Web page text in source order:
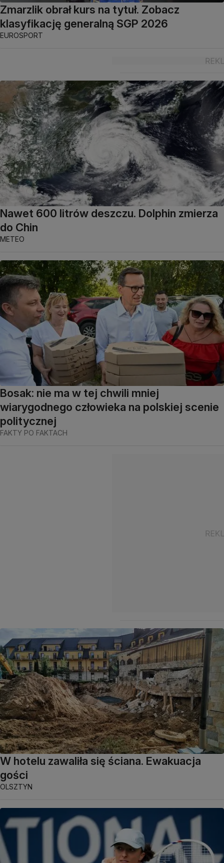
Zmarzlik obrał kurs na tytuł. Zobacz
klasyfikację generalną SGP 2026
EUROSPORT
Nawet 600 litrów deszczu. Dolphin zmierza
do Chin
METEO
Bosak: nie ma w tej chwili mniej
wiarygodnego człowieka na polskiej scenie
politycznej
FAKTY PO FAKTACH
W hotelu zawaliła się ściana. Ewakuacja
gości
OLSZTYN